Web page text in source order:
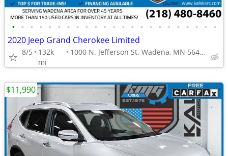
• • • • • • • • • • • • • • • • • • • • • • •
2020 Jeep Grand Cherokee Limited
8/5
132k
mi
1000 N. Jefferson St. Wadena, MN 56482
$11,990